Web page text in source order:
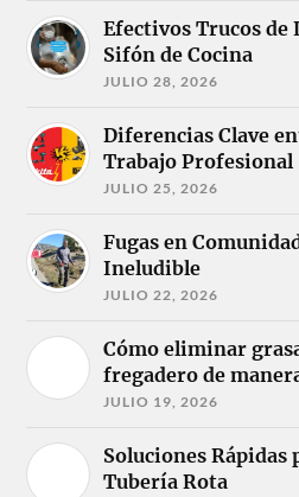
Efectivos Trucos de
Sifón de Cocina
JULIO 28, 2026
Diferencias Clave
Trabajo Profesional
JULIO 25, 2026
Fugas en
Ineludible
JULIO 22, 2026
Cómo eliminar
fregadero de
JULIO 19, 2026
Soluciones Rápidas
Tubería Rota